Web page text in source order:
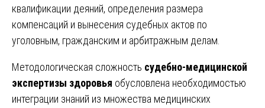
квалификации деяний, определения размера
компенсаций и вынесения судебных актов по
уголовным, гражданским и арбитражным делам.
Методологическая сложность судебно-медицинской
экспертизы здоровья обусловлена необходимостью
интеграции знаний из множества медицинских